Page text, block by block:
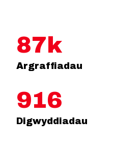
87k
Argraffiadau
916
Digwyddiadau